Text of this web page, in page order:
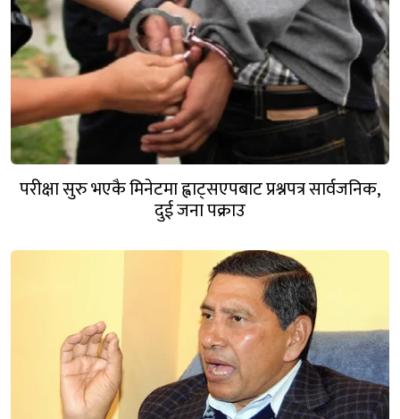
परीक्षा सुरु भएकै मिनेटमा ह्वाट्सएपबाट प्रश्नपत्र सार्वजनिक,
दुई जना पक्राउ